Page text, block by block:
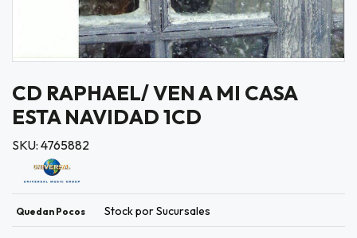
CD RAPHAEL/ VEN A MI CASA
ESTA NAVIDAD 1CD
SKU: 4765882
Quedan Pocos Stock por Sucursales